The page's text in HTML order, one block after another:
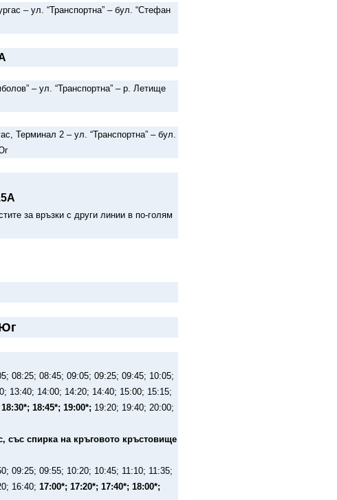
– ул. “Транспортна” – бул. “Стефан
– ул. “Транспортна” – р. Летище
Терминал 2 – ул. “Транспортна” – бул.
за връзки с други линии в по-голям
08:25; 08:45; 09:05; 09:25; 09:45; 10:05;
13:40; 14:00; 14:20; 14:40; 15:00; 15:15;
18:45*; 19:00*; 19:20; 19:40; 20:00;
със спирка на кръговото кръстовище
09:25; 09:55; 10:20; 10:45; 11:10; 11:35;
16:40; 17:00*; 17:20*; 17:40*; 18:00*;